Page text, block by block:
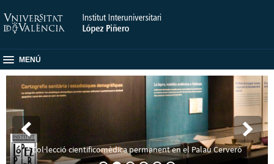
MENÚ
Col·lecció cientificomèdica permanent en el Palau Cerveró